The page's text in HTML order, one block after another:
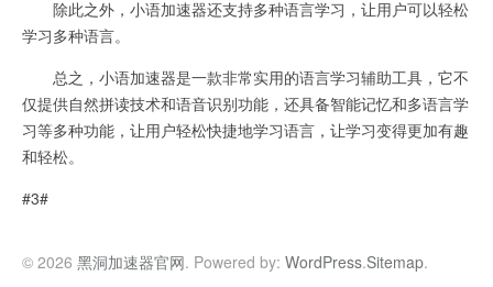
除此之外，小语加速器还支持多种语言学习，让用户可以轻松
学习多种语言。
总之，小语加速器是一款非常实用的语言学习辅助工具，它不
仅提供自然拼读技术和语音识别功能，还具备智能记忆和多语言学
习等多种功能，让用户轻松快捷地学习语言，让学习变得更加有趣
和轻松。
#3#
© 2026 黑洞加速器官网. Powered by: WordPress.Sitemap.